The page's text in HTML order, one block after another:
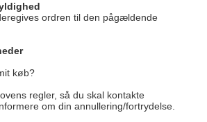
ordren til den pågældende
køb?
regler, så du skal kontakte
om din annullering/fortrydelse.